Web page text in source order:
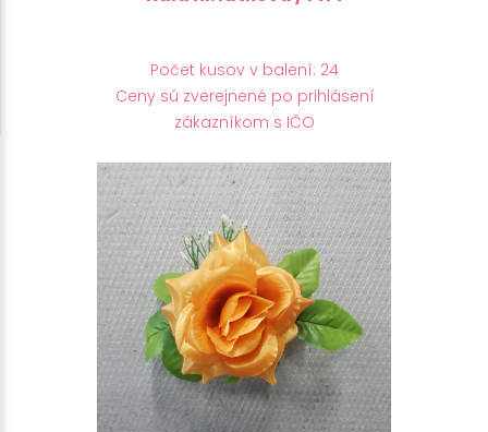
Počet kusov v balení: 24
Ceny sú zverejnené po prihlásení
zákazníkom s IČO